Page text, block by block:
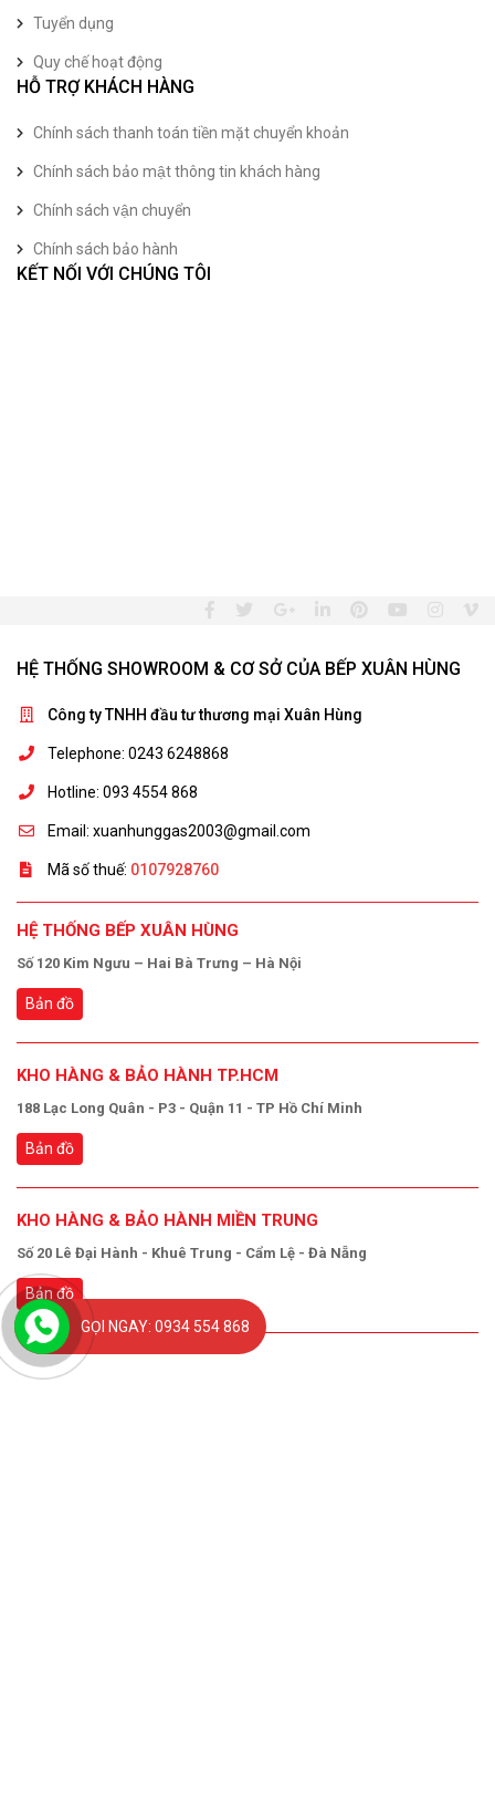
Tuyển dụng
Quy chế hoạt động
HỖ TRỢ KHÁCH HÀNG
Chính sách thanh toán tiền mặt chuyển khoản
Chính sách bảo mật thông tin khách hàng
Chính sách vận chuyển
Chính sách bảo hành
KẾT NỐI VỚI CHÚNG TÔI
HỆ THỐNG SHOWROOM & CƠ SỞ CỦA BẾP XUÂN HÙNG
Công ty TNHH đầu tư thương mại Xuân Hùng
Telephone: 0243 6248868
Hotline: 093 4554 868
Email: xuanhunggas2003@gmail.com
Mã số thuế: 0107928760
HỆ THỐNG BẾP XUÂN HÙNG
Số 120 Kim Ngưu – Hai Bà Trưng – Hà Nội
Bản đồ
KHO HÀNG & BẢO HÀNH TP.HCM
188 Lạc Long Quân - P3 - Quận 11 - TP Hồ Chí Minh
Bản đồ
KHO HÀNG & BẢO HÀNH MIỀN TRUNG
Số 20 Lê Đại Hành - Khuê Trung - Cẩm Lệ - Đà Nẵng
Bản đồ
GỌI NGAY: 0934 554 868